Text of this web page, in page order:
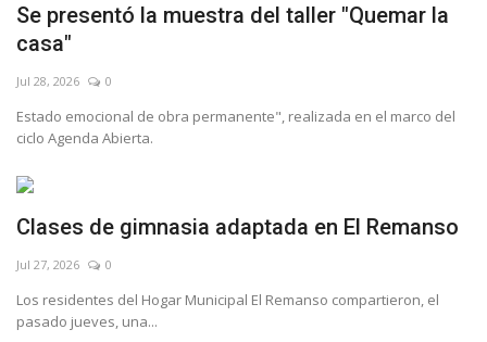
Se presentó la muestra del taller "Quemar la
casa"
Jul 28, 2026 0
Estado emocional de obra permanente", realizada en el marco del
ciclo Agenda Abierta.
Clases de gimnasia adaptada en El Remanso
Jul 27, 2026 0
Los residentes del Hogar Municipal El Remanso compartieron, el
pasado jueves, una...